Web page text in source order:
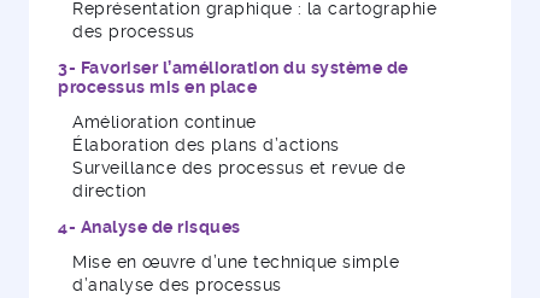
Représentation graphique : la cartographie
des processus
3- Favoriser l’amélioration du système de
processus mis en place
Amélioration continue
Élaboration des plans d’actions
Surveillance des processus et revue de
direction
4- Analyse de risques
Mise en œuvre d’une technique simple
d’analyse des processus